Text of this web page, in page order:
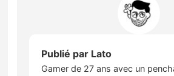
Publié par Lato
Gamer de 27 ans avec un